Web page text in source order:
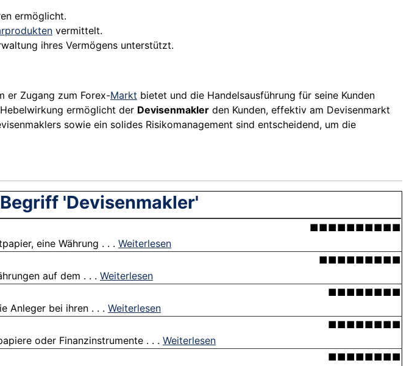
ermöglicht.
vermittelt.
ihres Vermögens unterstützt.
er Zugang zum Forex-Markt bietet und die Handelsausführung für seine Kunden
ermöglicht der Devisenmakler den Kunden, effektiv am Devisenmarkt
sowie ein solides Risikomanagement sind entscheidend, um die
'Devisenmakler'
■■■■■■■■■■
eine Währung . . . Weiterlesen
■■■■■■■■■
auf dem . . . Weiterlesen
■■■■■■■■
Anleger bei ihren . . . Weiterlesen
■■■■■■■■
oder Finanzinstrumente . . . Weiterlesen
■■■■■■■■